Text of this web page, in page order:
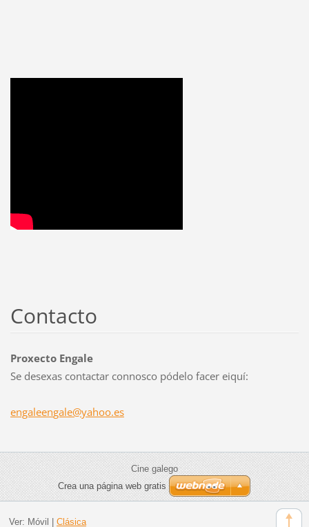
Contacto
Proxecto Engale
Se desexas contactar connosco pódelo facer eiquí:
engaleengale@yahoo.es
Cine galego
Crea una página web gratis
Ver: Móvil Clásica